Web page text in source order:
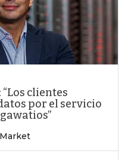
clientes
por el servicio